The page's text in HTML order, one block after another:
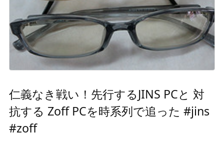
仁義なき戦い！先行するJINS PCと 対
抗する Zoff PCを時系列で追った #jins
#zoff